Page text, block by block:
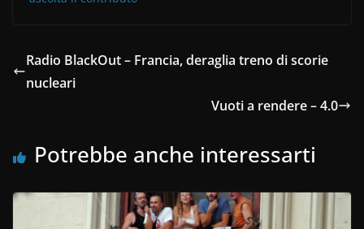
Radio BlackOut – Francia, deraglia treno di scorie
nucleari
Vuoti a rendere – 4.0
Potrebbe anche interessarti